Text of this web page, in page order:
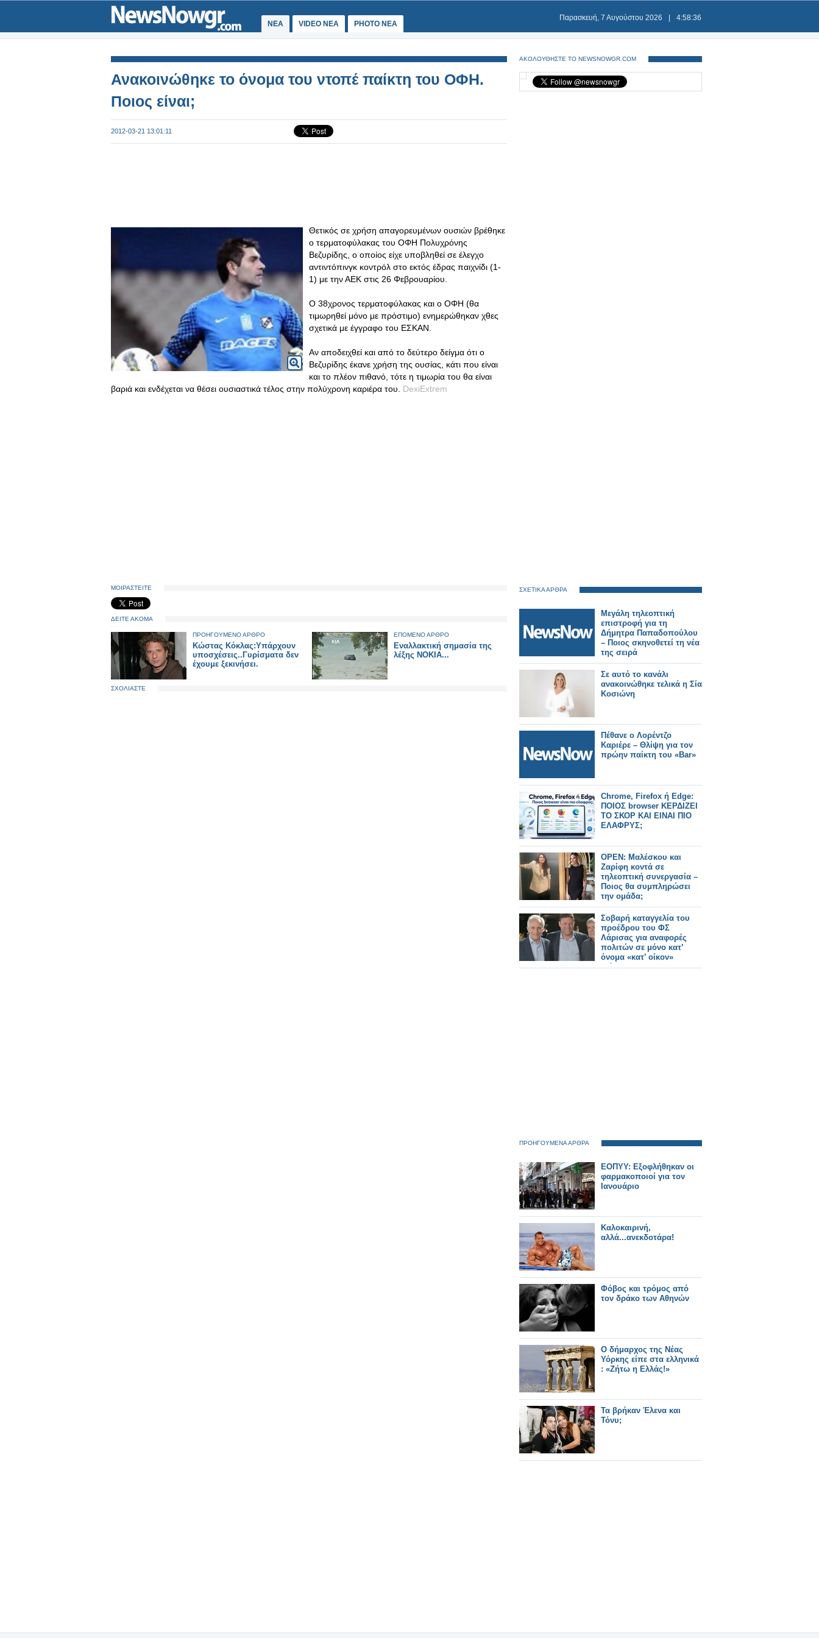
ΝΕΑ VIDEO NEA PHOTO NEA
Παρασκευή, 7 Αυγούστου 2026 4:58:36
Ανακοινώθηκε το όνομα του ντοπέ παίκτη του ΟΦΗ.
Ποιος είναι;
2012-03-21 13:01:11
Θετικός σε χρήση απαγορευμένων ουσιών βρέθηκε
ο τερματοφύλακας του ΟΦΗ Πολυχρόνης
Βεζυρίδης, ο οποίος είχε υποβληθεί σε έλεγχο
αντιντόπινγκ κοντρόλ στο εκτός έδρας παιχνίδι (1-
1) με την ΑΕΚ στις 26 Φεβρουαρίου.
Ο 38χρονος τερματοφύλακας και ο ΟΦΗ (θα
τιμωρηθεί μόνο με πρόστιμο) ενημερώθηκαν χθες
σχετικά με έγγραφο του ΕΣΚΑΝ.
Αν αποδειχθεί και από το δεύτερο δείγμα ότι ο
Βεζυρίδης έκανε χρήση της ουσίας, κάτι που είναι
και το πλέον πιθανό, τότε η τιμωρία του θα είναι
βαριά και ενδέχεται να θέσει ουσιαστικά τέλος στην πολύχρονη καριέρα του. DexiExtrem
ΜΟΙΡΑΣΤΕΙΤΕ
ΔΕΙΤΕ ΑΚΟΜΑ
ΠΡΟΗΓΟΥΜΕΝΟ ΑΡΘΡΟ
Κώστας Κόκλας:Yπάρχουν
υποσχέσεις..Γυρίσματα δεν
έχουμε ξεκινήσει.
ΕΠΟΜΕΝΟ ΑΡΘΡΟ
Εναλλακτική σημασία της
λέξης ΝΟΚΙΑ...
ΣΧΟΛΙΑΣΤΕ
ΑΚΟΛΟΥΘΗΣΤΕ ΤΟ NEWSNOWGR.COM
ΣΧΕΤΙΚΑ ΑΡΘΡΑ
Μεγάλη τηλεοπτική
επιστροφή για τη
Δήμητρα Παπαδοπούλου
– Ποιος σκηνοθετεί τη νέα
της σειρά
Σε αυτό το κανάλι
ανακοινώθηκε τελικά η Σία
Κοσιώνη
Πέθανε ο Λορέντζο
Καριέρε – Θλίψη για τον
πρώην παίκτη του «Bar»
Chrome, Firefox ή Edge:
ΠΟΙΟΣ browser ΚΕΡΔΙΖΕΙ
ΤΟ ΣΚΟΡ ΚΑΙ ΕΙΝΑΙ ΠΙΟ
ΕΛΑΦΡΥΣ;
OPEN: Μαλέσκου και
Ζαρίφη κοντά σε
τηλεοπτική συνεργασία –
Ποιος θα συμπληρώσει
την ομάδα;
Σοβαρή καταγγελία του
προέδρου του ΦΣ
Λάρισας για αναφορές
πολιτών σε μόνο κατ’
όνομα «κατ’ οίκον»
διάθεση ΦΥΚ
ΠΡΟΗΓΟΥΜΕΝΑ ΑΡΘΡΑ
ΕΟΠΥΥ: Εξοφλήθηκαν οι
φαρμακοποιοί για τον
Ιανουάριο
Καλοκαιρινή,
αλλά...ανεκδοτάρα!
Φόβος και τρόμος από
τον δράκο των Αθηνών
Ο δήμαρχος της Νέας
Υόρκης είπε στα ελληνικά
: «Ζήτω η Ελλάς!»
Τα βρήκαν Έλενα και
Τόνυ;